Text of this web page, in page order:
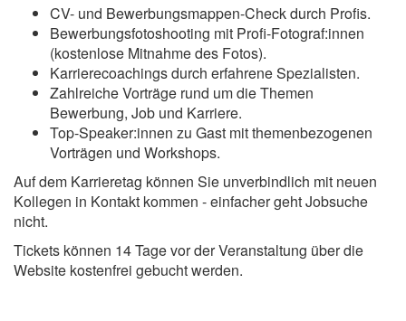
CV- und Bewerbungsmappen-Check durch Profis.
Bewerbungsfotoshooting mit Profi-Fotograf:innen
(kostenlose Mitnahme des Fotos).
Karrierecoachings durch erfahrene Spezialisten.
Zahlreiche Vorträge rund um die Themen
Bewerbung, Job und Karriere.
Top-Speaker:innen zu Gast mit themenbezogenen
Vorträgen und Workshops.
Auf dem Karrieretag können Sie unverbindlich mit neuen
Kollegen in Kontakt kommen - einfacher geht Jobsuche
nicht.
Tickets können 14 Tage vor der Veranstaltung über die
Website kostenfrei gebucht werden.